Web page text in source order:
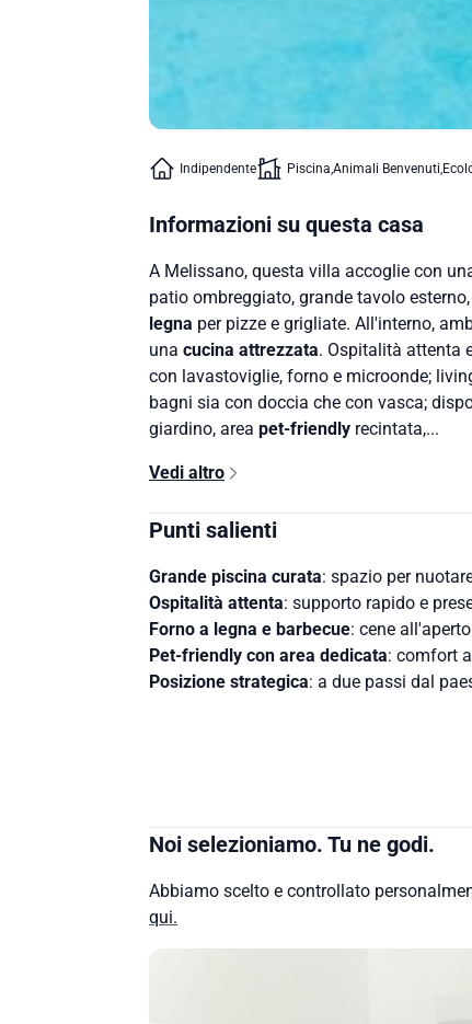
Indipendente Piscina Animali Benvenuti
Informazioni su questa casa
A Melissano, questa villa accoglie con
patio ombreggiato, grande tavolo
legna per pizze e grigliate. All'interno,
una cucina attrezzata. Ospitalità attenta
con lavastoviglie, forno e microonde;
bagni sia con doccia che con vasca;
giardino, area pet-friendly recintata,...
Vedi altro
Punti salienti
Grande piscina curata: spazio per
Ospitalità attenta: supporto rapido e
Forno a legna e barbecue: cene
Pet-friendly con area dedicata: comfort
Posizione strategica: a due passi dal
Noi selezioniamo. Tu ne godi.
Abbiamo scelto e controllato
qui.